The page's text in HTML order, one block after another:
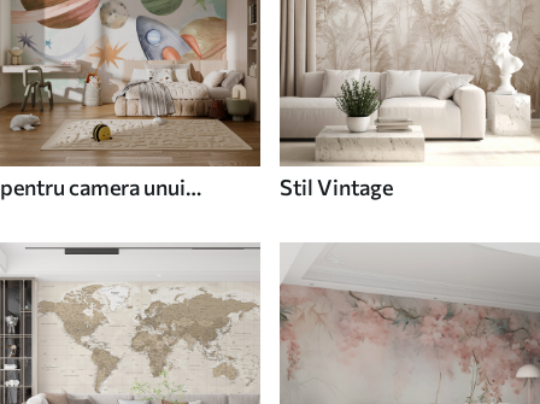
pentru camera unui
Stil Vintage